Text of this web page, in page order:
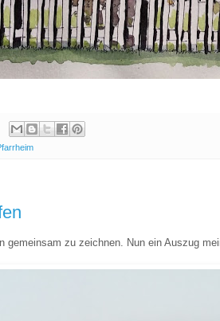
gemeinsam zu zeichnen. Nun ein Auszug